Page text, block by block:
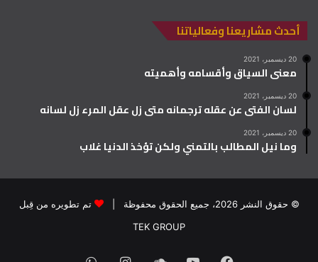
أحدث مشاريعنا وفعالياتنا
20 ديسمبر، 2021
معنى السياق وأقسامه وأهميته
20 ديسمبر، 2021
لسان الفتى عن عقله ترجمانه متى زل عقل المرء زل لسانه
20 ديسمبر، 2021
وما نيل المطالب بالتمني ولكن تؤخذ الدنيا غلاب
© حقوق النشر 2026، جميع الحقوق محفوظة |
تم تطويره من قِبل
TEK GROUP